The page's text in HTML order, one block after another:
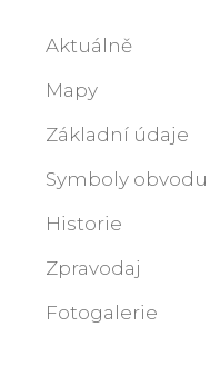
Aktuálně
Mapy
Základní údaje
Symboly obvodu
Historie
Zpravodaj
Fotogalerie